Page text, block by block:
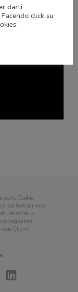
Cookie
sul trattamento
personali –
Clienti
darti
click su